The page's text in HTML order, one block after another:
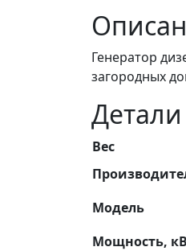
Генератор
загородных
Детали
Вес
Модель
Мощность,